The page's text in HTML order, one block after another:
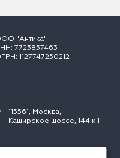
"Антика"
7723857463
1127747250212
115561, Москва,
Каширское шоссе, 144 к.1